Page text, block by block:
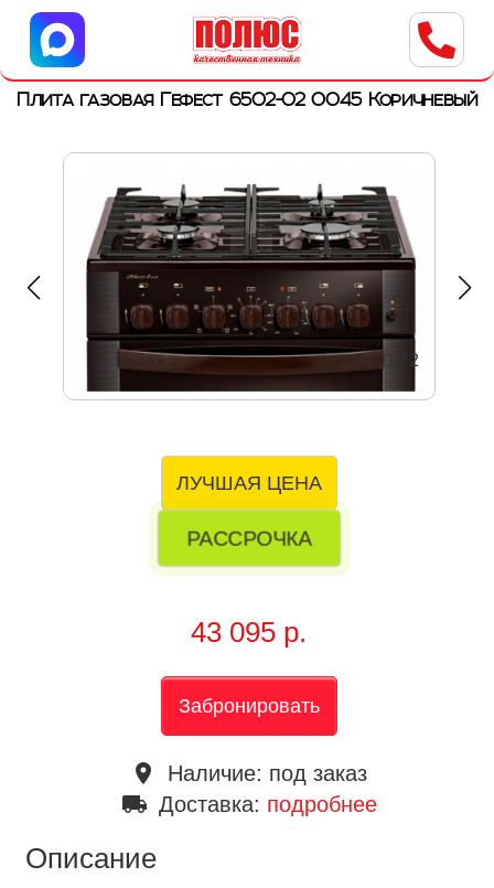
Центр бытовой техники
г. Ульяновск, ул. Пушкарева, 8a
Плита газовая Гефест 6502-02 0045 Коричневый
2
ЛУЧШАЯ ЦЕНА
РАССРОЧКА
43 095 р.
Забронировать
place Наличие: под заказ
local_shipping Доставка: подробнее
Описание